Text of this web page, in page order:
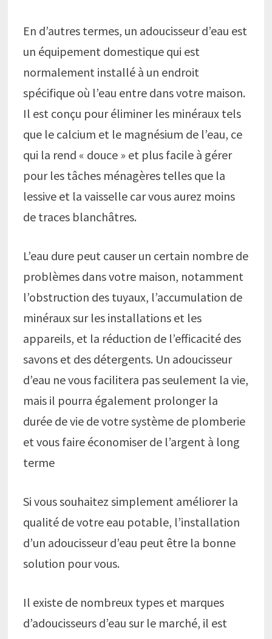
En d’autres termes, un adoucisseur d’eau est
un équipement domestique qui est
normalement installé à un endroit
spécifique où l’eau entre dans votre maison.
Il est conçu pour éliminer les minéraux tels
que le calcium et le magnésium de l’eau, ce
qui la rend « douce » et plus facile à gérer
pour les tâches ménagères telles que la
lessive et la vaisselle car vous aurez moins
de traces blanchâtres.
L’eau dure peut causer un certain nombre de
problèmes dans votre maison, notamment
l’obstruction des tuyaux, l’accumulation de
minéraux sur les installations et les
appareils, et la réduction de l’efficacité des
savons et des détergents. Un adoucisseur
d’eau ne vous facilitera pas seulement la vie,
mais il pourra également prolonger la
durée de vie de votre système de plomberie
et vous faire économiser de l’argent à long
terme
Si vous souhaitez simplement améliorer la
qualité de votre eau potable, l’installation
d’un adoucisseur d’eau peut être la bonne
solution pour vous.
Il existe de nombreux types et marques
d’adoucisseurs d’eau sur le marché, il est